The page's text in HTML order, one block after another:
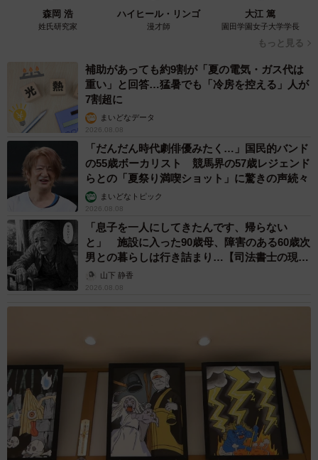
森岡 浩
姓氏研究家
ハイヒール・リンゴ
漫才師
大江 篤
園田学園女子大学学長
もっと見る
補助があっても約9割が「夏の電気・ガス代は
重い」と回答…猛暑でも「冷房を控える」人が
7割超に
まいどなデータ
2026.08.08
「だんだん時代劇俳優みたく…」国民的バンド
の55歳ボーカリスト 競馬界の57歳レジェンド
らとの「夏祭り満喫ショット」に驚きの声続々
まいどなトピック
2026.08.08
「息子を一人にしてきたんです、帰らない
と」 施設に入った90歳母、障害のある60歳次
男との暮らしは行き詰まり…【司法書士の現場
から】山下 静香
2026.08.08